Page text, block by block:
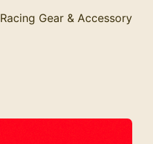
Racing Gear & Accessory